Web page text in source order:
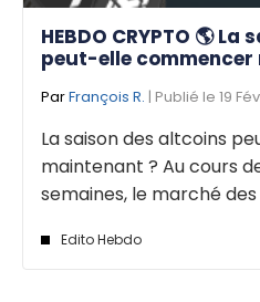
HEBDO CRYPTO 🌎
peut-elle commencer
ParFrançois R. | Publié le 19
La saison des altcoins
maintenant ? Au cours
semaines, le marché des
Edito Hebdo